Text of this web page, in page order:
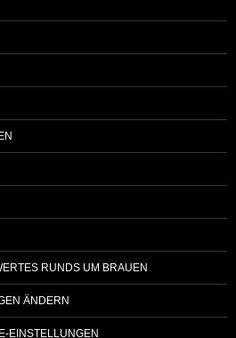
RUNDS UM BRAUEN
ÄNDERN
EINSTELLUNGEN